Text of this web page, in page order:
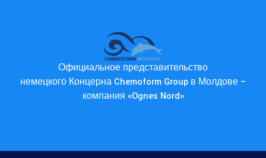
Официальное представительство
немецкого Концерна Chemoform Group в Молдове –
компания «Ognes Nord»